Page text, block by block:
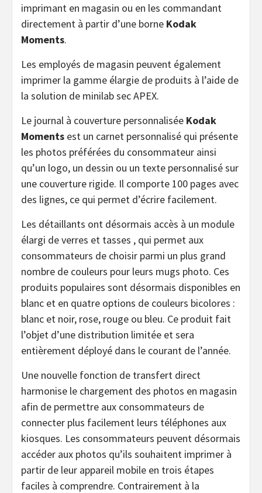
imprimant en magasin ou en les commandant
directement à partir d’une borne Kodak
Moments.
Les employés de magasin peuvent également
imprimer la gamme élargie de produits à l’aide de
la solution de minilab sec APEX.
Le journal à couverture personnalisée Kodak
Moments est un carnet personnalisé qui présente
les photos préférées du consommateur ainsi
qu’un logo, un dessin ou un texte personnalisé sur
une couverture rigide. Il comporte 100 pages avec
des lignes, ce qui permet d’écrire facilement.
Les détaillants ont désormais accès à un module
élargi de verres et tasses , qui permet aux
consommateurs de choisir parmi un plus grand
nombre de couleurs pour leurs mugs photo. Ces
produits populaires sont désormais disponibles en
blanc et en quatre options de couleurs bicolores :
blanc et noir, rose, rouge ou bleu. Ce produit fait
l’objet d’une distribution limitée et sera
entièrement déployé dans le courant de l’année.
Une nouvelle fonction de transfert direct
harmonise le chargement des photos en magasin
afin de permettre aux consommateurs de
connecter plus facilement leurs téléphones aux
kiosques. Les consommateurs peuvent désormais
accéder aux photos qu’ils souhaitent imprimer à
partir de leur appareil mobile en trois étapes
faciles à comprendre. Contrairement à la